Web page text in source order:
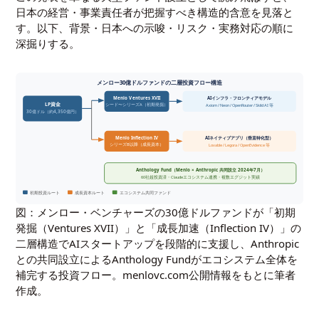
日本の経営・事業責任者が把握すべき構造的含意を見落と
す。以下、背景・日本への示唆・リスク・実務対応の順に
深掘りする。
メンロー30億ドルファンドの二層投資フロー構造
LP資金
30億ドル（約4,350億円）
Menlo Ventures XVII
シード〜シリーズA（初期発掘）
Menlo Inflection IV
シリーズB以降（成長資本）
AIインフラ・フロンティアモデル
Axiom / Neon / OpenRouter / Skild AI 等
AIネイティブアプリ（垂直特化型）
Lovable / Legora / OpenEvidence 等
Anthology Fund（Menlo × Anthropic 共同設立 2024年7月）
60社超投資済・Claudeエコシステム連携・複数エグジット実績
初期投資ルート 成長資本ルート エコシステム共同ファンド
図：メンロー・ベンチャーズの30億ドルファンドが「初期
発掘（Ventures XVII）」と「成長加速（Inflection IV）」の
二層構造でAIスタートアップを段階的に支援し、Anthropic
との共同設立によるAnthology Fundがエコシステム全体を
補完する投資フロー。menlovc.com公開情報をもとに筆者
作成。